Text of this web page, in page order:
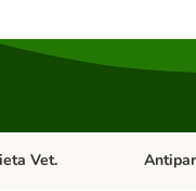
Cães
menu de categoria: Gatos
Vet. Abrir